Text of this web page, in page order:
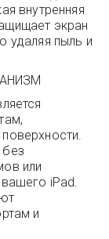
внутренняя
экран
удаляя пыль и
или
iPad.
и